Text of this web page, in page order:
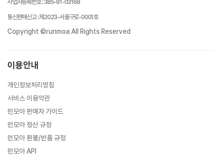
사업자등록번호:385-81-03168
통신판매신고:제2023-서울구로-0001호
Copyright ©runmoa All Rights Reserved
이용안내
개인정보처리방침
서비스 이용약관
런모아 판매자 가이드
런모아 정산 규정
런모아 환불/반품 규정
런모아 API